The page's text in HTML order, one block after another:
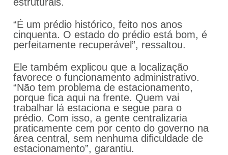
“É um prédio histórico, feito nos anos
cinquenta. O estado do prédio está bom, é
perfeitamente recuperável”, ressaltou.
Ele também explicou que a localização
favorece o funcionamento administrativo.
“Não tem problema de estacionamento,
porque fica aqui na frente. Quem vai
trabalhar lá estaciona e segue para o
prédio. Com isso, a gente centralizaria
praticamente cem por cento do governo na
área central, sem nenhuma dificuldade de
estacionamento”, garantiu.